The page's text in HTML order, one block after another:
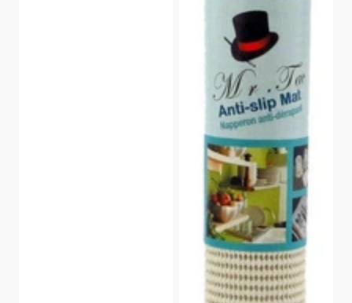
faible
élevé
Prix:
élevé
à
faible
Date, de
la plus
ancienne
à la plus
récente
Date, de
la plus
récente
à la plus